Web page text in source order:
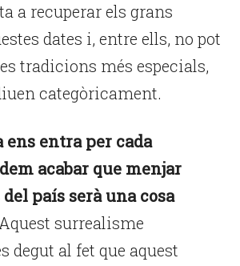
a recuperar els grans
dates i, entre ells, no pot
tradicions més especials,
diuen categòricament.
ens entra per cada
acabar que menjar
país serà una cosa
surrealisme
degut al fet que aquest